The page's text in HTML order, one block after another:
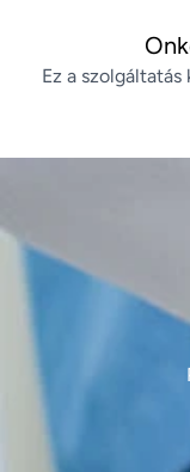
Ez a szolgáltatás